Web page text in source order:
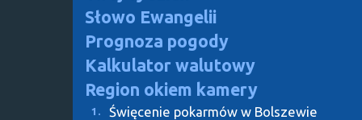
Słowo Ewangelii
Prognoza pogody
Kalkulator walutowy
Region okiem kamery
1. Święcenie pokarmów w Bolszewie